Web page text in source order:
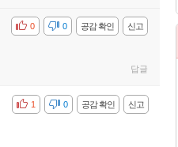
신고
공감 확인
비공감 0
0
답글
신고
공감 확인
비공감 0
1